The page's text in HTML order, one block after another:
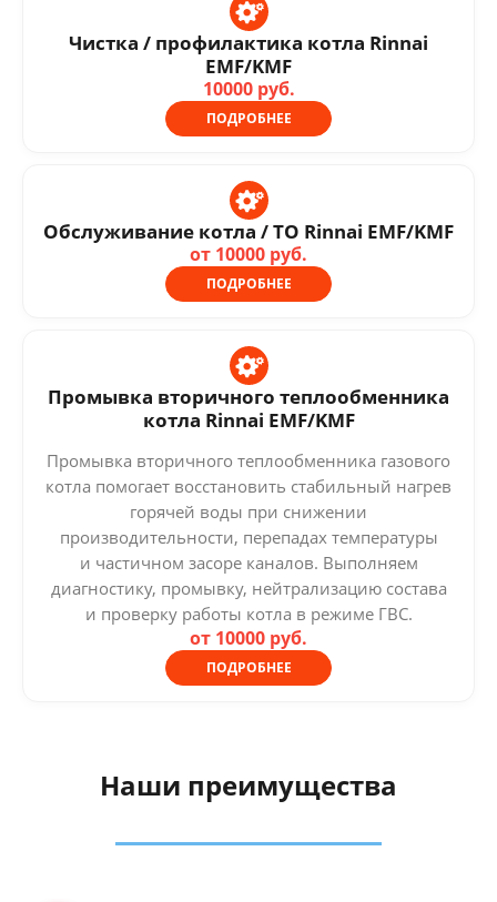
Чистка / профилактика котла Rinnai
EMF/KMF
10000 руб.
ПОДРОБНЕЕ
Обслуживание котла / ТО Rinnai EMF/KMF
от 10000 руб.
ПОДРОБНЕЕ
Промывка вторичного теплообменника
котла Rinnai EMF/KMF
Промывка вторичного теплообменника газового
котла помогает восстановить стабильный нагрев
горячей воды при снижении
производительности, перепадах температуры
и частичном засоре каналов. Выполняем
диагностику, промывку, нейтрализацию состава
и проверку работы котла в режиме ГВС.
от 10000 руб.
ПОДРОБНЕЕ
Наши преимущества